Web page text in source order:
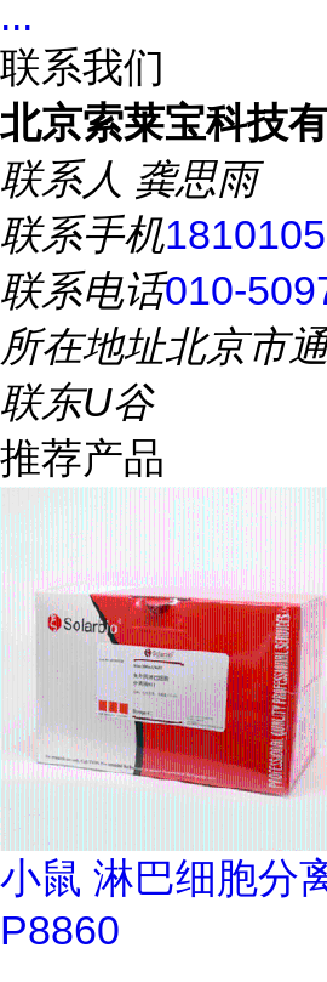
...
联系我们
北京索莱宝科技
联系人 龚思雨
联系手机
联系电话010-
所在地址北京市
联东U谷
推荐产品
小鼠 淋巴细胞分
P8860